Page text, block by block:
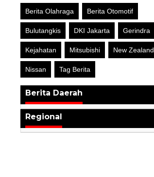
Berita Olahraga Berita Otomotif
Bulutangkis DKI Jakarta Gerindra
Kejahatan Mitsubishi New Zealand
Nissan Tag Berita
Berita Daerah
Regional